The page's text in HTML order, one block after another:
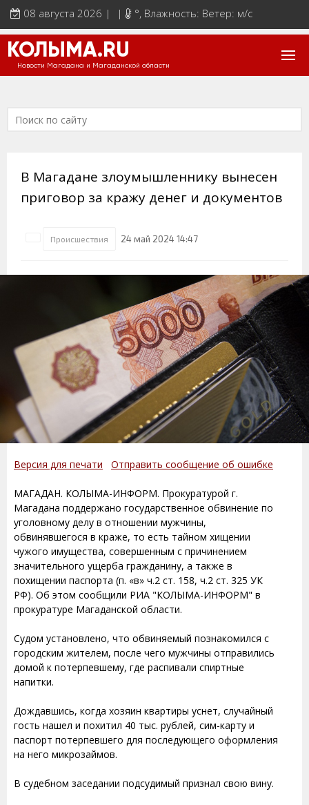
08 августа 2026 | | °, Влажность: Ветер: м/с
КОЛЫМА.RU
Новости Магадана и Магаданской области
В Магадане злоумышленнику вынесен
приговор за кражу денег и документов
Происшествия 24 май 2024 14:47
Версия для печати Отправить сообщение об ошибке
МАГАДАН. КОЛЫМА-ИНФОРМ. Прокуратурой г.
Магадана поддержано государственное обвинение по
уголовному делу в отношении мужчины,
обвинявшегося в краже, то есть тайном хищении
чужого имущества, совершенным с причинением
значительного ущерба гражданину, а также в
похищении паспорта (п. «в» ч.2 ст. 158, ч.2 ст. 325 УК
РФ). Об этом сообщили РИА "КОЛЫМА-ИНФОРМ" в
прокуратуре Магаданской области.
Судом установлено, что обвиняемый познакомился с
городским жителем, после чего мужчины отправились
домой к потерпевшему, где распивали спиртные
напитки.
Дождавшись, когда хозяин квартиры уснет, случайный
гость нашел и похитил 40 тыс. рублей, сим-карту и
паспорт потерпевшего для последующего оформления
на него микрозаймов.
В судебном заседании подсудимый признал свою вину.